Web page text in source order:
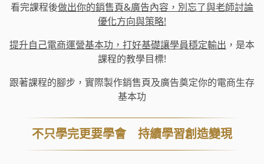
看完課程後做出你的銷售頁&廣告內容，別忘了與老師討論
優化方向與策略!
提升自己電商運營基本功，打好基礎讓學員穩定輸出 ，是本
課程的教學目標!
跟著課程的腳步，實際製作銷售頁及廣告奠定你的電商生存
基本功
不只學完更要學會 持續學習創造變現